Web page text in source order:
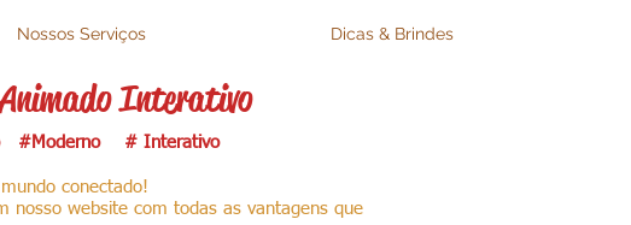
Nossos Serviços Dicas & Brindes
Interativo
#Moderno # Interativo
conectado!
nosso website com todas as vantagens que